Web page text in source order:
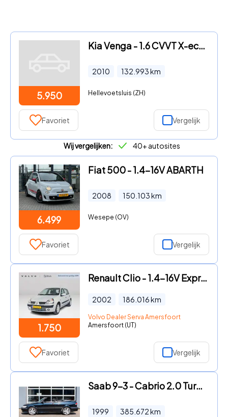
5.950
Kia Venga - 1.6 CVVT X-ecutive
2010 132.993km
Hellevoetsluis (ZH)
Favoriet Vergelijk
Wij vergelijken: 40+ autosites
6.499
Fiat 500 - 1.4-16V ABARTH
2008 150.103km
Wesepe (OV)
Favoriet Vergelijk
1.750
Renault Clio - 1.4-16V Expression | Elektrische ramen
2002 186.016km
Volvo Dealer Serva Amersfoort
Amersfoort (UT)
Favoriet Vergelijk
Saab 9-3 - Cabrio 2.0 Turbo SE FSP
1999 385.672km